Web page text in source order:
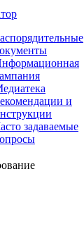
и
задаваемые